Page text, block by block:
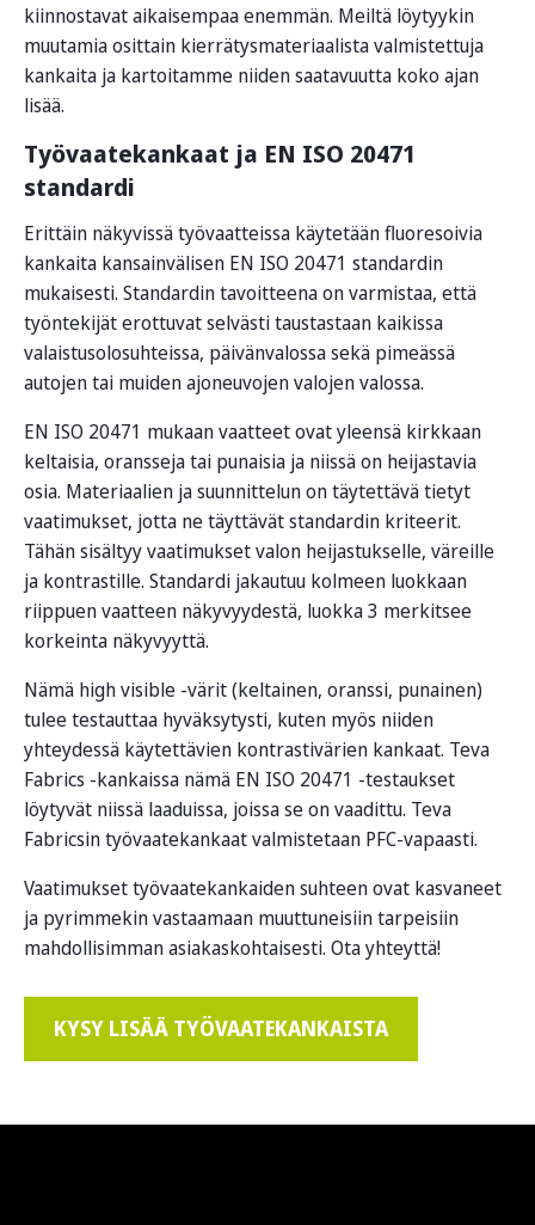
kiinnostavat aikaisempaa enemmän. Meiltä löytyykin
muutamia osittain kierrätysmateriaalista valmistettuja
kankaita ja kartoitamme niiden saatavuutta koko ajan
lisää.
Työvaatekankaat ja EN ISO 20471
standardi
Erittäin näkyvissä työvaatteissa käytetään fluoresoivia
kankaita kansainvälisen EN ISO 20471 standardin
mukaisesti. Standardin tavoitteena on varmistaa, että
työntekijät erottuvat selvästi taustastaan kaikissa
valaistusolosuhteissa, päivänvalossa sekä pimeässä
autojen tai muiden ajoneuvojen valojen valossa.
EN ISO 20471 mukaan vaatteet ovat yleensä kirkkaan
keltaisia, oransseja tai punaisia ja niissä on heijastavia
osia. Materiaalien ja suunnittelun on täytettävä tietyt
vaatimukset, jotta ne täyttävät standardin kriteerit.
Tähän sisältyy vaatimukset valon heijastukselle, väreille
ja kontrastille. Standardi jakautuu kolmeen luokkaan
riippuen vaatteen näkyvyydestä, luokka 3 merkitsee
korkeinta näkyvyyttä.
Nämä high visible -värit (keltainen, oranssi, punainen)
tulee testauttaa hyväksytysti, kuten myös niiden
yhteydessä käytettävien kontrastivärien kankaat. Teva
Fabrics -kankaissa nämä EN ISO 20471 -testaukset
löytyvät niissä laaduissa, joissa se on vaadittu. Teva
Fabricsin työvaatekankaat valmistetaan PFC-vapaasti.
Vaatimukset työvaatekankaiden suhteen ovat kasvaneet
ja pyrimmekin vastaamaan muuttuneisiin tarpeisiin
mahdollisimman asiakaskohtaisesti. Ota yhteyttä!
KYSY LISÄÄ TYÖVAATEKANKAISTA